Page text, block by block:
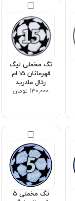
تگ مخملی لیگ
قهرمانان 15 ام
رئال مادرید
130,000 تومان
تگ مخملی ۵